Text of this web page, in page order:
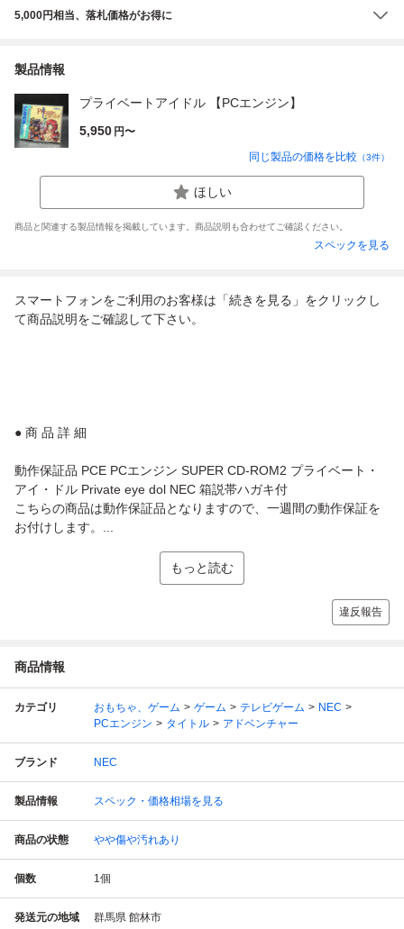
5,000円相当、落札価格がお得に
製品情報
プライベートアイドル 【PCエンジン】
5,950 円〜
同じ製品の価格を比較 （3件）
ほしい
商品と関連する製品情報を掲載しています。商品説明も合わせてご確認ください。
スペックを見る
スマートフォンをご利用のお客様は「続きを見る」をクリックし
て商品説明をご確認して下さい。
● 商 品 詳 細
動作保証品 PCE PCエンジン SUPER CD-ROM2 プライベート・
アイ・ドル Private eye dol NEC 箱説帯ハガキ付
こちらの商品は動作保証品となりますので、一週間の動作保証を
お付けします。...
もっと読む
違反報告
商品情報
カテゴリ おもちゃ、ゲーム ゲーム テレビゲーム
NEC
PCエンジン
タイトル アドベンチャー
ブランド NEC
製品情報 スペック・価格相場を見る
商品の状態 やや傷や汚れあり
個数 1個
発送元の地域 群馬県 館林市